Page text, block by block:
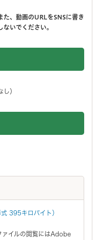
た、動画のURLをSNSに書き
いでください。
）
395キロバイト）
ァイルの閲覧にはAdobe